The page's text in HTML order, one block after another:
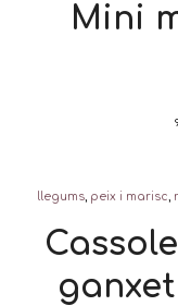
Mini
llegums, peix i marisc